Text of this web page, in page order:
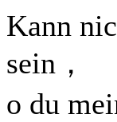
Kann
sein，
o du